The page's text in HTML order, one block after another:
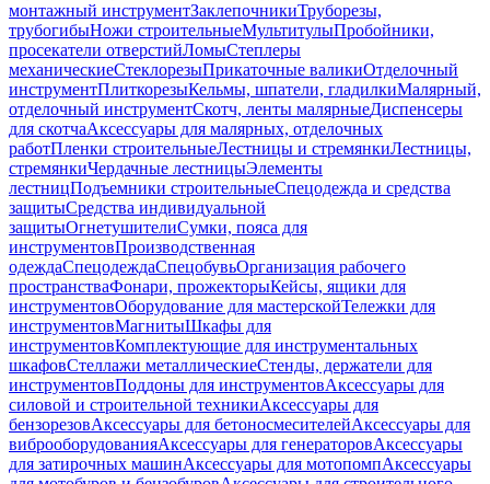
монтажный инструментЗаклепочникиТруборезы,
трубогибыНожи строительныеМультитулыПробойники,
просекатели отверстийЛомыСтеплеры
механическиеСтеклорезыПрикаточные валикиОтделочный
инструментПлиткорезыКельмы, шпатели, гладилкиМалярный,
отделочный инструментСкотч, ленты малярныеДиспенсеры
для скотчаАксессуары для малярных, отделочных
работПленки строительныеЛестницы и стремянкиЛестницы,
стремянкиЧердачные лестницыЭлементы
лестницПодъемники строительныеСпецодежда и средства
защитыСредства индивидуальной
защитыОгнетушителиСумки, пояса для
инструментовПроизводственная
одеждаСпецодеждаСпецобувьОрганизация рабочего
пространстваФонари, прожекторыКейсы, ящики для
инструментовОборудование для мастерскойТележки для
инструментовМагнитыШкафы для
инструментовКомплектующие для инструментальных
шкафовСтеллажи металлическиеСтенды, держатели для
инструментовПоддоны для инструментовАксессуары для
силовой и строительной техникиАксессуары для
бензорезовАксессуары для бетоносмесителейАксессуары для
виброоборудованияАксессуары для генераторовАксессуары
для затирочных машинАксессуары для мотопомпАксессуары